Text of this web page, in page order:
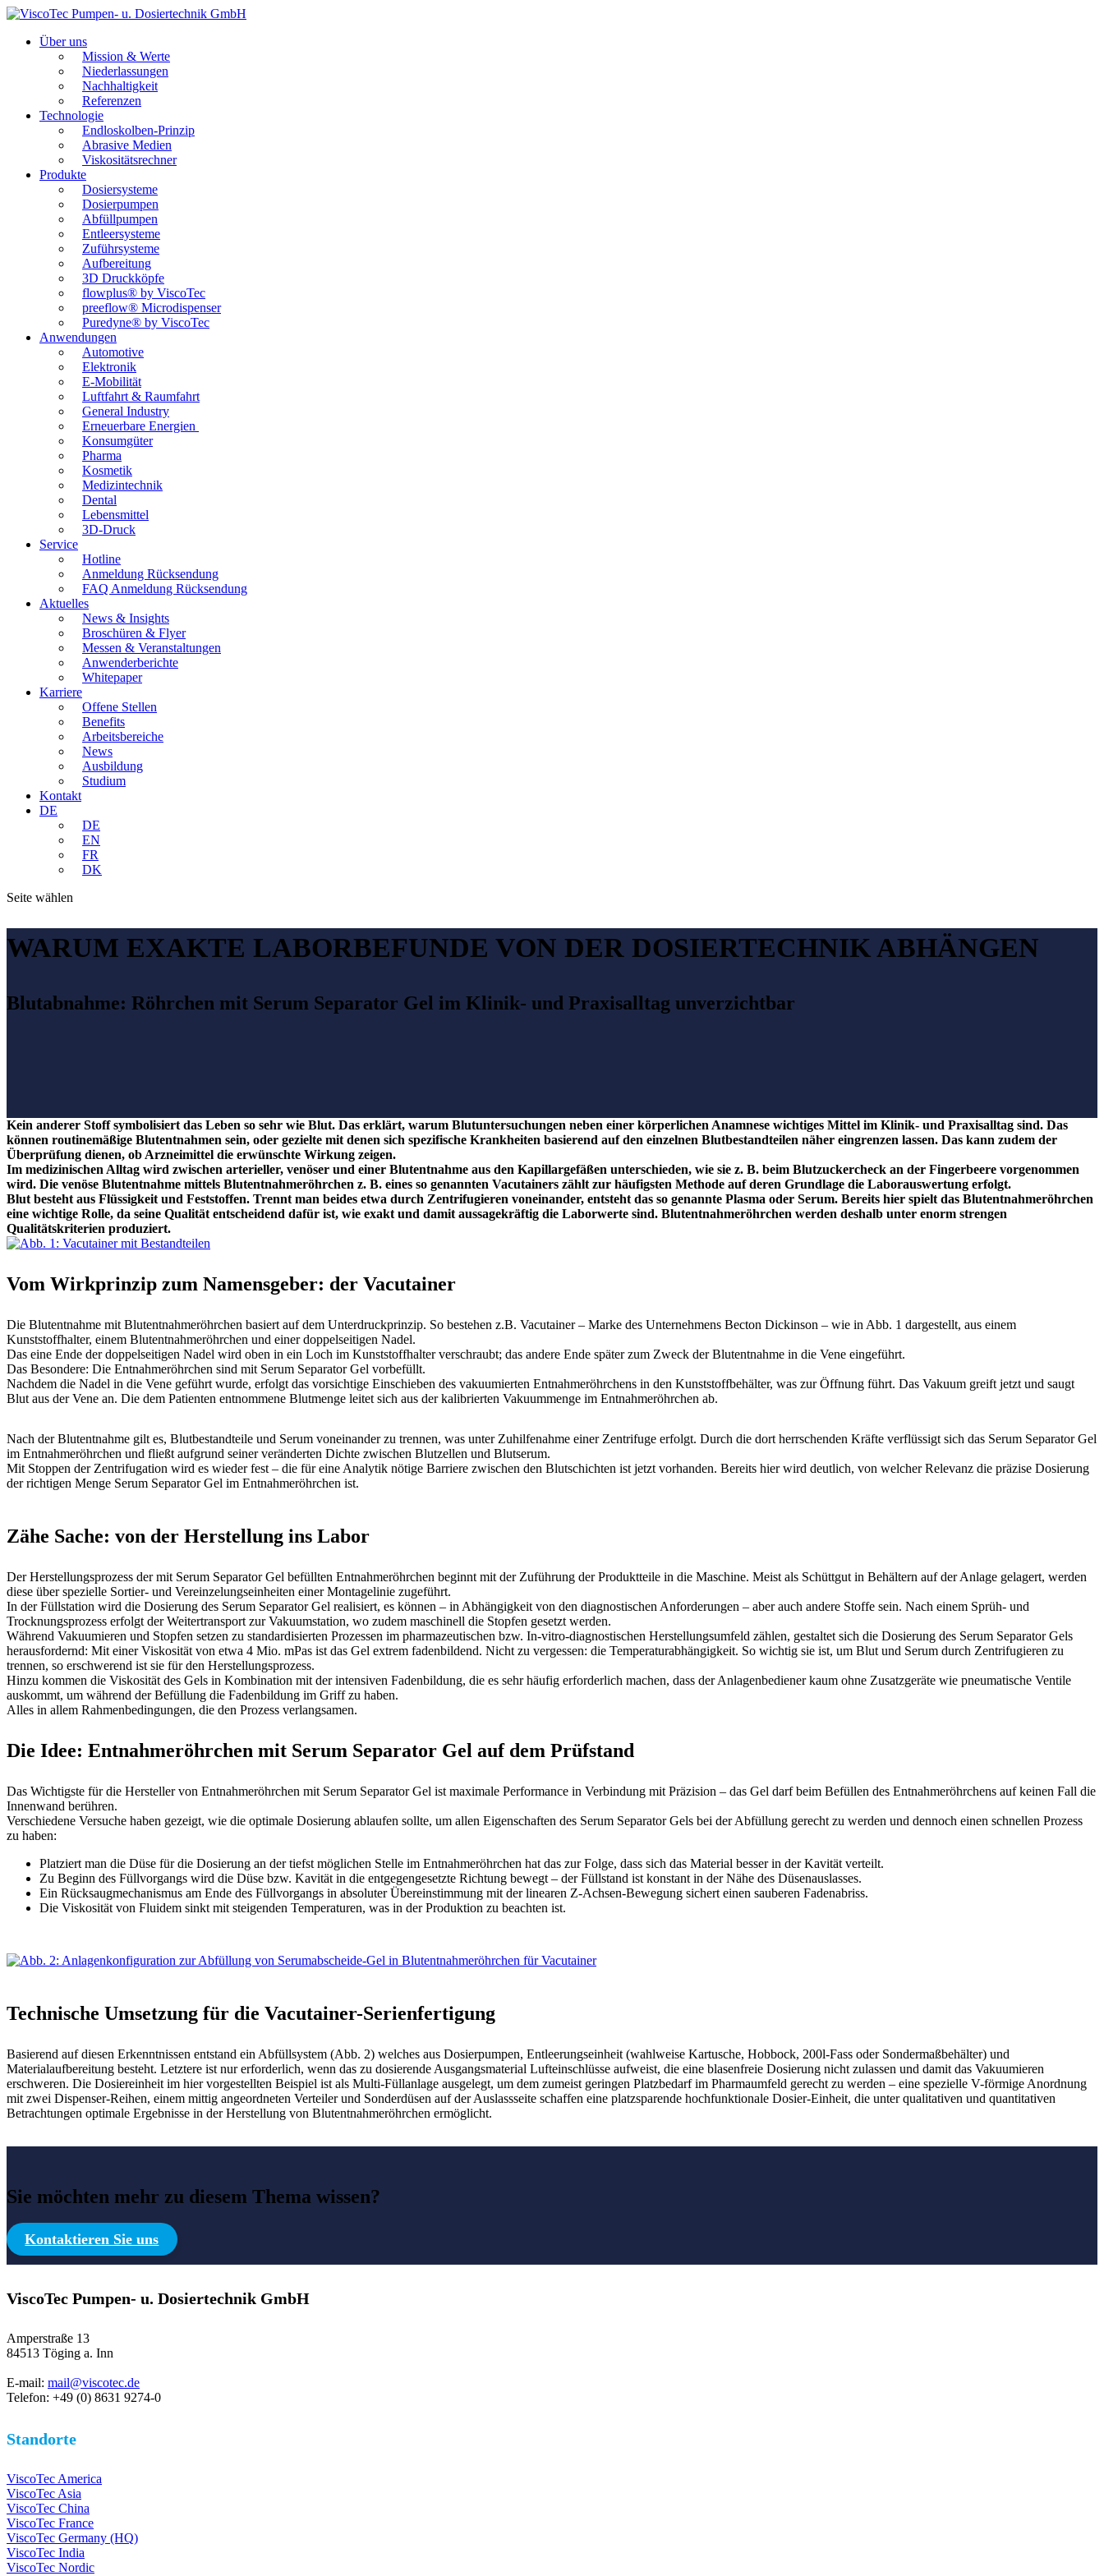
Über uns
Mission & Werte
Niederlassungen
Nachhaltigkeit
Referenzen
Technologie
Endloskolben-Prinzip
Abrasive Medien
Viskositätsrechner
Produkte
Dosiersysteme
Dosierpumpen
Abfüllpumpen
Entleersysteme
Zuführsysteme
Aufbereitung
3D Druckköpfe
flowplus® by ViscoTec
preeflow® Microdispenser
Puredyne® by ViscoTec
Anwendungen
Automotive
Elektronik
E-Mobilität
Luftfahrt & Raumfahrt
General Industry
Erneuerbare Energien
Konsumgüter
Pharma
Kosmetik
Medizintechnik
Dental
Lebensmittel
3D-Druck
Service
Hotline
Anmeldung Rücksendung
FAQ Anmeldung Rücksendung
Aktuelles
News & Insights
Broschüren & Flyer
Messen & Veranstaltungen
Anwenderberichte
Whitepaper
Karriere
Offene Stellen
Benefits
Arbeitsbereiche
News
Ausbildung
Studium
Kontakt
DE
DE
EN
FR
DK
Seite wählen
WARUM EXAKTE LABORBEFUNDE VON DER DOSIERTECHNIK ABHÄNGEN
Blutabnahme: Röhrchen mit Serum Separator Gel im Klinik- und Praxisalltag unverzichtbar
Kein anderer Stoff symbolisiert das Leben so sehr wie Blut. Das erklärt, warum Blutuntersuchungen neben einer körperlichen Anamnese wichtiges Mittel im Klinik- und Praxisalltag sind. Das
können routinemäßige Blutentnahmen sein, oder gezielte mit denen sich spezifische Krankheiten basierend auf den einzelnen Blutbestandteilen näher eingrenzen lassen. Das kann zudem der
Überprüfung dienen, ob Arzneimittel die erwünschte Wirkung zeigen.
Im medizinischen Alltag wird zwischen arterieller, venöser und einer Blutentnahme aus den Kapillargefäßen unterschieden, wie sie z. B. beim Blutzuckercheck an der Fingerbeere vorgenommen
wird. Die venöse Blutentnahme mittels Blutentnahmeröhrchen z. B. eines so genannten Vacutainers zählt zur häufigsten Methode auf deren Grundlage die Laborauswertung erfolgt.
Blut besteht aus Flüssigkeit und Feststoffen. Trennt man beides etwa durch Zentrifugieren voneinander, entsteht das so genannte Plasma oder Serum. Bereits hier spielt das Blutentnahmeröhrchen
eine wichtige Rolle, da seine Qualität entscheidend dafür ist, wie exakt und damit aussagekräftig die Laborwerte sind. Blutentnahmeröhrchen werden deshalb unter enorm strengen
Qualitätskriterien produziert.
Vom Wirkprinzip zum Namensgeber: der Vacutainer
Die Blutentnahme mit Blutentnahmeröhrchen basiert auf dem Unterdruckprinzip. So bestehen z.B. Vacutainer – Marke des Unternehmens Becton Dickinson – wie in Abb. 1 dargestellt, aus einem
Kunststoffhalter, einem Blutentnahmeröhrchen und einer doppelseitigen Nadel.
Das eine Ende der doppelseitigen Nadel wird oben in ein Loch im Kunststoffhalter verschraubt; das andere Ende später zum Zweck der Blutentnahme in die Vene eingeführt.
Das Besondere: Die Entnahmeröhrchen sind mit Serum Separator Gel vorbefüllt.
Nachdem die Nadel in die Vene geführt wurde, erfolgt das vorsichtige Einschieben des vakuumierten Entnahmeröhrchens in den Kunststoffbehälter, was zur Öffnung führt. Das Vakuum greift jetzt und saugt
Blut aus der Vene an. Die dem Patienten entnommene Blutmenge leitet sich aus der kalibrierten Vakuummenge im Entnahmeröhrchen ab.
Nach der Blutentnahme gilt es, Blutbestandteile und Serum voneinander zu trennen, was unter Zuhilfenahme einer Zentrifuge erfolgt. Durch die dort herrschenden Kräfte verflüssigt sich das Serum Separator Gel
im Entnahmeröhrchen und fließt aufgrund seiner veränderten Dichte zwischen Blutzellen und Blutserum.
Mit Stoppen der Zentrifugation wird es wieder fest – die für eine Analytik nötige Barriere zwischen den Blutschichten ist jetzt vorhanden. Bereits hier wird deutlich, von welcher Relevanz die präzise Dosierung
der richtigen Menge Serum Separator Gel im Entnahmeröhrchen ist.
Zähe Sache: von der Herstellung ins Labor
Der Herstellungsprozess der mit Serum Separator Gel befüllten Entnahmeröhrchen beginnt mit der Zuführung der Produktteile in die Maschine. Meist als Schüttgut in Behältern auf der Anlage gelagert, werden
diese über spezielle Sortier- und Vereinzelungseinheiten einer Montagelinie zugeführt.
In der Füllstation wird die Dosierung des Serum Separator Gel realisiert, es können – in Abhängigkeit von den diagnostischen Anforderungen – aber auch andere Stoffe sein. Nach einem Sprüh- und
Trocknungsprozess erfolgt der Weitertransport zur Vakuumstation, wo zudem maschinell die Stopfen gesetzt werden.
Während Vakuumieren und Stopfen setzen zu standardisierten Prozessen im pharmazeutischen bzw. In-vitro-diagnostischen Herstellungsumfeld zählen, gestaltet sich die Dosierung des Serum Separator Gels
herausfordernd: Mit einer Viskosität von etwa 4 Mio. mPas ist das Gel extrem fadenbildend. Nicht zu vergessen: die Temperaturabhängigkeit. So wichtig sie ist, um Blut und Serum durch Zentrifugieren zu
trennen, so erschwerend ist sie für den Herstellungsprozess.
Hinzu kommen die Viskosität des Gels in Kombination mit der intensiven Fadenbildung, die es sehr häufig erforderlich machen, dass der Anlagenbediener kaum ohne Zusatzgeräte wie pneumatische Ventile
auskommt, um während der Befüllung die Fadenbildung im Griff zu haben.
Alles in allem Rahmenbedingungen, die den Prozess verlangsamen.
Die Idee: Entnahmeröhrchen mit Serum Separator Gel auf dem Prüfstand
Das Wichtigste für die Hersteller von Entnahmeröhrchen mit Serum Separator Gel ist maximale Performance in Verbindung mit Präzision – das Gel darf beim Befüllen des Entnahmeröhrchens auf keinen Fall die
Innenwand berühren.
Verschiedene Versuche haben gezeigt, wie die optimale Dosierung ablaufen sollte, um allen Eigenschaften des Serum Separator Gels bei der Abfüllung gerecht zu werden und dennoch einen schnellen Prozess
zu haben:
Platziert man die Düse für die Dosierung an der tiefst möglichen Stelle im Entnahmeröhrchen hat das zur Folge, dass sich das Material besser in der Kavität verteilt.
Zu Beginn des Füllvorgangs wird die Düse bzw. Kavität in die entgegengesetzte Richtung bewegt – der Füllstand ist konstant in der Nähe des Düsenauslasses.
Ein Rücksaugmechanismus am Ende des Füllvorgangs in absoluter Übereinstimmung mit der linearen Z-Achsen-Bewegung sichert einen sauberen Fadenabriss.
Die Viskosität von Fluidem sinkt mit steigenden Temperaturen, was in der Produktion zu beachten ist.
Technische Umsetzung für die Vacutainer-Serienfertigung
Basierend auf diesen Erkenntnissen entstand ein Abfüllsystem (Abb. 2) welches aus Dosierpumpen, Entleerungseinheit (wahlweise Kartusche, Hobbock, 200l-Fass oder Sondermaßbehälter) und
Materialaufbereitung besteht. Letztere ist nur erforderlich, wenn das zu dosierende Ausgangsmaterial Lufteinschlüsse aufweist, die eine blasenfreie Dosierung nicht zulassen und damit das Vakuumieren
erschweren. Die Dosiereinheit im hier vorgestellten Beispiel ist als Multi-Füllanlage ausgelegt, um dem zumeist geringen Platzbedarf im Pharmaumfeld gerecht zu werden – eine spezielle V-förmige Anordnung
mit zwei Dispenser-Reihen, einem mittig angeordneten Verteiler und Sonderdüsen auf der Auslassseite schaffen eine platzsparende hochfunktionale Dosier-Einheit, die unter qualitativen und quantitativen
Betrachtungen optimale Ergebnisse in der Herstellung von Blutentnahmeröhrchen ermöglicht.
Sie möchten mehr zu diesem Thema wissen?
Kontaktieren Sie uns
ViscoTec Pumpen- u. Dosiertechnik GmbH
Amperstraße 13
84513 Töging a. Inn
E-mail: mail@viscotec.de
Telefon: +49 (0) 8631 9274-0
Standorte
ViscoTec America
ViscoTec Asia
ViscoTec China
ViscoTec France
ViscoTec Germany (HQ)
ViscoTec India
ViscoTec Nordic